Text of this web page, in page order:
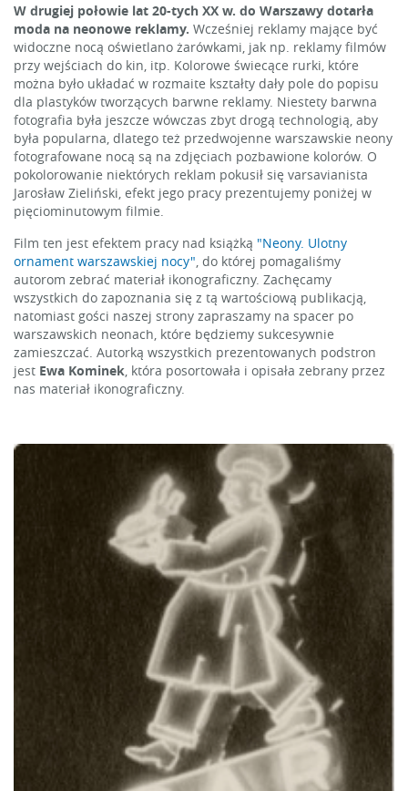
W drugiej połowie lat 20-tych XX w. do Warszawy dotarła
moda na neonowe reklamy. Wcześniej reklamy mające być
widoczne nocą oświetlano żarówkami, jak np. reklamy filmów
przy wejściach do kin, itp. Kolorowe świecące rurki, które
można było układać w rozmaite kształty dały pole do popisu
dla plastyków tworzących barwne reklamy. Niestety barwna
fotografia była jeszcze wówczas zbyt drogą technologią, aby
była popularna, dlatego też przedwojenne warszawskie neony
fotografowane nocą są na zdjęciach pozbawione kolorów. O
pokolorowanie niektórych reklam pokusił się varsavianista
Jarosław Zieliński, efekt jego pracy prezentujemy poniżej w
pięciominutowym filmie.
Film ten jest efektem pracy nad książką "Neony. Ulotny
ornament warszawskiej nocy" , do której pomagaliśmy
autorom zebrać materiał ikonograficzny. Zachęcamy
wszystkich do zapoznania się z tą wartościową publikacją,
natomiast gości naszej strony zapraszamy na spacer po
warszawskich neonach, które będziemy sukcesywnie
zamieszczać. Autorką wszystkich prezentowanych podstron
jest Ewa Kominek , która posortowała i opisała zebrany przez
nas materiał ikonograficzny.